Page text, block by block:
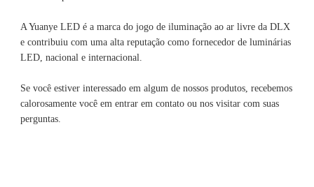
A Yuanye LED é a marca do jogo de iluminação ao ar livre da DLX
e contribuiu com uma alta reputação como fornecedor de luminárias
Se você estiver interessado em algum de nossos produtos, recebemos
calorosamente você em entrar em contato ou nos visitar com suas